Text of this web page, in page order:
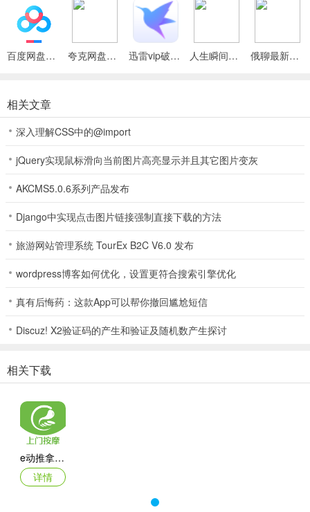
e动推拿(上门推拿平台)功能
2、服务列表：按需求选合适项目，系统推荐近距可接单技师，提供上
门按摩服务，精准匹配。
3、我的订单：下单后于订单列表实时关注技师动态，准确判断上门按
务，随时答疑解惑。
5、24小时可预约：支持24小时线上预约上门按摩服务，随时想约就
1. 下载安装：在应用市场下载“e动推拿”app并安装。
师。
3. 提交订单：选好技师后，选定所需按摩项目，点击提交订单。
4. 查看订单：下单后，在“我的订单”里实时关注技师动态，掌握上门
服务时间。
5. 联系客服：若有疑问，平台24小时在线客服随时提供下单指引与服
务。
百度网盘绿色免安装Pc电脑版 夸克网盘官方正式版 迅雷vip破解版永久会员2024版 人生瞬间最新手机版 俄聊最新手机版
相关文章
深入理解CSS中的@import
jQuery实现鼠标滑向当前图片高亮显示并且其它图片变灰
AKCMS5.0.6系列产品发布
Django中实现点击图片链接强制直接下载的方法
旅游网站管理系统 TourEx B2C V6.0 发布
wordpress博客如何优化，设置更符合搜索引擎优化
真有后悔药：这款App可以帮你撤回尴尬短信
Discuz! X2验证码的产生和验证及随机数产生探讨
相关下载
e动推拿app
详情